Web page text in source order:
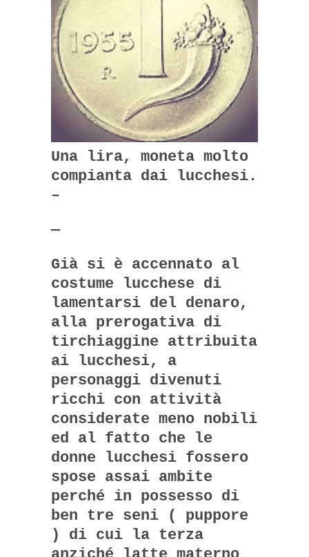
Una lira, moneta molto
compianta dai lucchesi.
–
—
Già si è accennato al
costume lucchese di
lamentarsi del denaro,
alla prerogativa di
tirchiaggine attribuita
ai lucchesi, a
personaggi divenuti
ricchi con attività
considerate meno nobili
ed al fatto che le
donne lucchesi fossero
spose assai ambite
perché in possesso di
ben tre seni ( puppore
) di cui la terza